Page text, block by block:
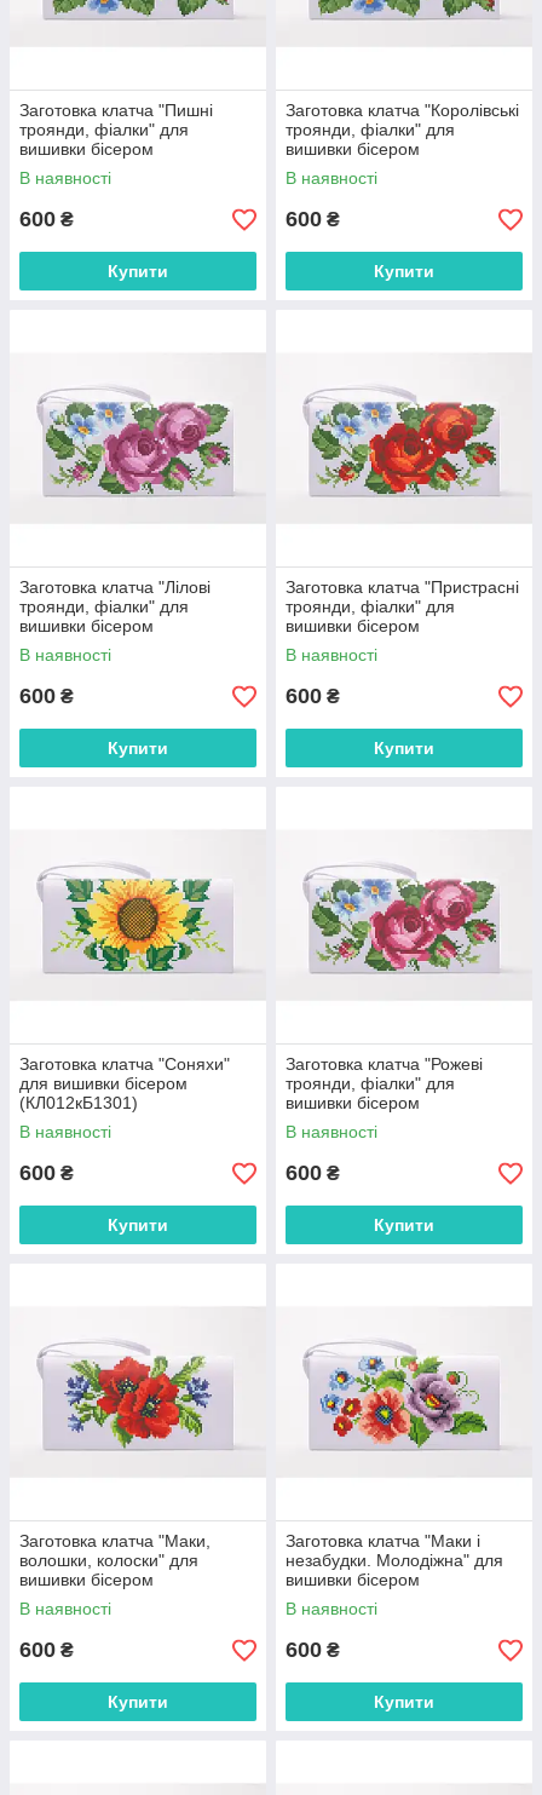
Заготовка клатча "Пишні
троянди, фіалки" для
вишивки бісером
(КЛ008кБ1301)
В наявності
600 ₴
Купити
Заготовка клатча "Королівські
троянди, фіалки" для
вишивки бісером
(КЛ007кБ1301)
В наявності
600 ₴
Купити
Заготовка клатча "Лілові
троянди, фіалки" для
вишивки бісером
(КЛ010кБ1301)
В наявності
600 ₴
Купити
Заготовка клатча "Пристрасні
троянди, фіалки" для
вишивки бісером
(КЛ011кБ1301)
В наявності
600 ₴
Купити
Заготовка клатча "Соняхи"
для вишивки бісером
(КЛ012кБ1301)
В наявності
600 ₴
Купити
Заготовка клатча "Рожеві
троянди, фіалки" для
вишивки бісером
(КЛ009кБ1301)
В наявності
600 ₴
Купити
Заготовка клатча "Маки,
волошки, колоски" для
вишивки бісером
(КЛ013кБ1301)
В наявності
600 ₴
Купити
Заготовка клатча "Маки і
незабудки. Молодіжна" для
вишивки бісером
(КЛ014кБ1301)
В наявності
600 ₴
Купити